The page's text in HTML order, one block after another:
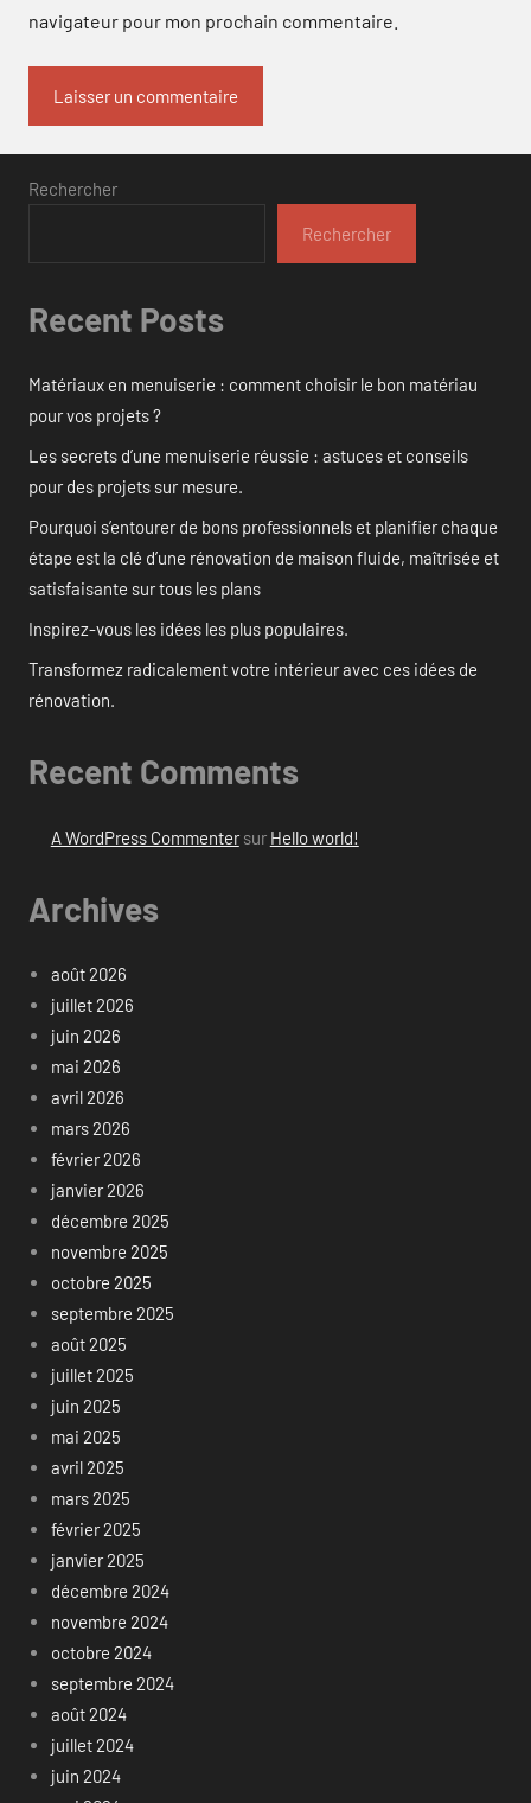
navigateur pour mon prochain commentaire.
Rechercher
Rechercher
Recent Posts
Matériaux en menuiserie : comment choisir le bon matériau
pour vos projets ?
Les secrets d’une menuiserie réussie : astuces et conseils
pour des projets sur mesure.
Pourquoi s’entourer de bons professionnels et planifier chaque
étape est la clé d’une rénovation de maison fluide, maîtrisée et
satisfaisante sur tous les plans
Inspirez-vous les idées les plus populaires.
Transformez radicalement votre intérieur avec ces idées de
rénovation.
Recent Comments
A WordPress Commentersur Hello world!
Archives
août 2026
juillet 2026
juin 2026
mai 2026
avril 2026
mars 2026
février 2026
janvier 2026
décembre 2025
novembre 2025
octobre 2025
septembre 2025
août 2025
juillet 2025
juin 2025
mai 2025
avril 2025
mars 2025
février 2025
janvier 2025
décembre 2024
novembre 2024
octobre 2024
septembre 2024
août 2024
juillet 2024
juin 2024